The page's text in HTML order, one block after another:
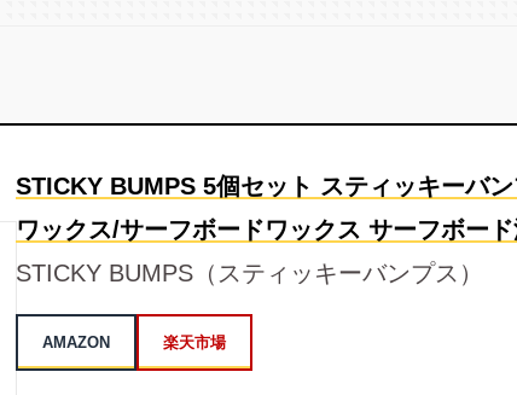
STICKY BUMPS 5個セット スティッキーバ
ワックス/サーフボードワックス サーフボー
STICKY BUMPS（スティッキーバンプス）
AMAZON 楽天市場